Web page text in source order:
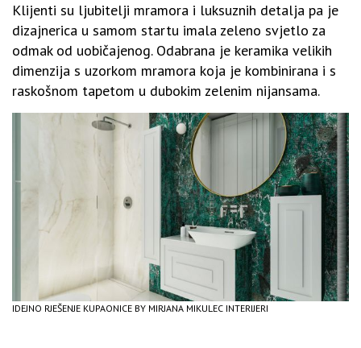
Klijenti su ljubitelji mramora i luksuznih detalja pa je
dizajnerica u samom startu imala zeleno svjetlo za
odmak od uobičajenog. Odabrana je keramika velikih
dimenzija s uzorkom mramora koja je kombinirana i s
raskošnom tapetom u dubokim zelenim nijansama.
IDEJNO RJEŠENJE KUPAONICE BY MIRJANA MIKULEC INTERIJERI